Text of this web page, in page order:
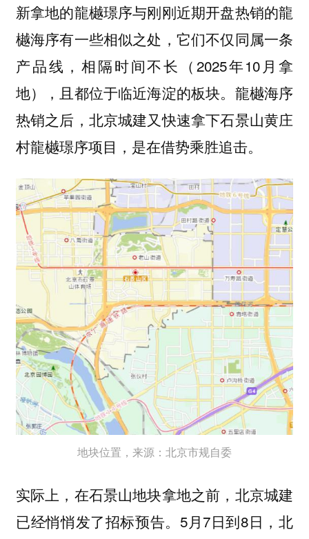
新拿地的龍樾璟序与刚刚近期开盘热销的龍
樾海序有一些相似之处，它们不仅同属一条
产品线，相隔时间不长（2025年10月拿
地），且都位于临近海淀的板块。龍樾海序
热销之后，北京城建又快速拿下石景山黄庄
村龍樾璟序项目，是在借势乘胜追击。
地块位置，来源：北京市规自委
实际上，在石景山地块拿地之前，北京城建
已经悄悄发了招标预告。5月7日到8日，北